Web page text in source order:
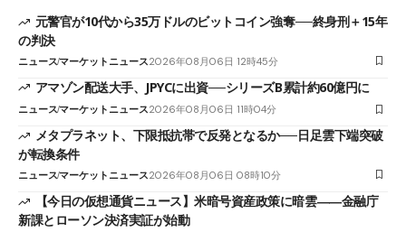
元警官が10代から35万ドルのビットコイン強奪──終身刑＋15年
の判決
ニュースマーケットニュース2026年08月06日 12時45分
アマゾン配送大手、JPYCに出資──シリーズB累計約60億円に
ニュースマーケットニュース2026年08月06日 11時04分
メタプラネット、下限抵抗帯で反発となるか──日足雲下端突破
が転換条件
ニュースマーケットニュース2026年08月06日 08時10分
【今日の仮想通貨ニュース】米暗号資産政策に暗雲――金融庁
新課とローソン決済実証が始動